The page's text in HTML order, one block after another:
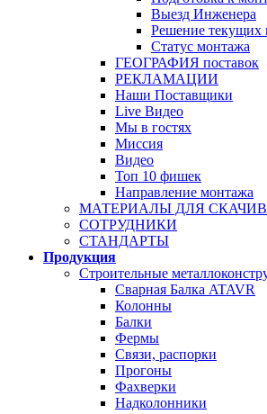
Выезд Инженера
Решение текущих
Статус монтажа
ГЕОГРАФИЯ поставок
РЕКЛАМАЦИИ
Наши Поставщики
Live Видео
Мы в гостях
Миссия
Видео
Топ 10 фишек
Направление монтажа
МАТЕРИАЛЫ ДЛЯ
СОТРУДНИКИ
СТАНДАРТЫ
Продукция
Строительные
Сварная Балка ATAVR
Колонны
Балки
Фермы
Связи, распорки
Прогоны
Фахверки
Надколонники